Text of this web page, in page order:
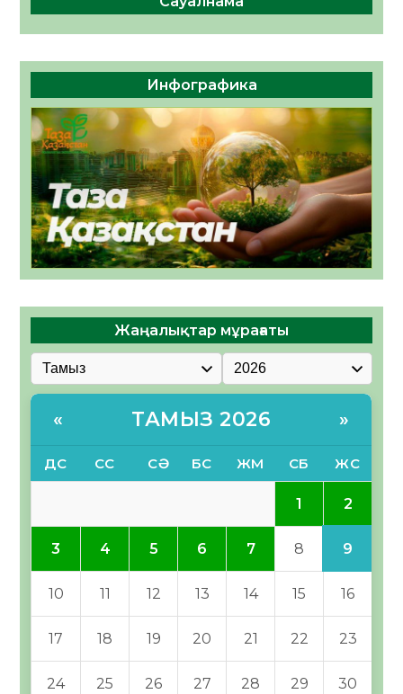
Инфографика
Жаңалықтар мұрағаты
« ТАМЫЗ 2026 »
ДС СС СӘ БС ЖМ СБ ЖС
1 2
3 4 5 6 7 8 9
10 11 12 13 14 15 16
17 18 19 20 21 22 23
24 25 26 27 28 29 30